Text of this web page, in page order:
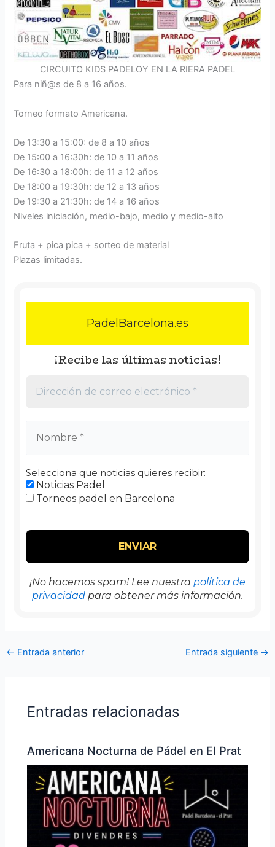
CIRCUITO KIDS PADELOY EN LA RIERA PADEL
Para niñ@s de 8 a 16 años.
Torneo formato Americana.
De 13:30 a 15:00: de 8 a 10 años
De 15:00 a 16:30h: de 10 a 11 años
De 16:30 a 18:00h: de 11 a 12 años
De 18:00 a 19:30h: de 12 a 13 años
De 19:30 a 21:30h: de 14 a 16 años
Niveles iniciación, medio-bajo, medio y medio-alto
Fruta + pica pica + sorteo de material
Plazas limitadas.
PadelBarcelona.es
¡Recibe las últimas noticias!
Selecciona que noticias quieres recibir:
Noticias Padel
Torneos padel en Barcelona
¡No hacemos spam! Lee nuestra política de
privacidad para obtener más información.
← Entrada anterior Entrada siguiente →
Entradas relacionadas
Americana Nocturna de Pádel en El Prat